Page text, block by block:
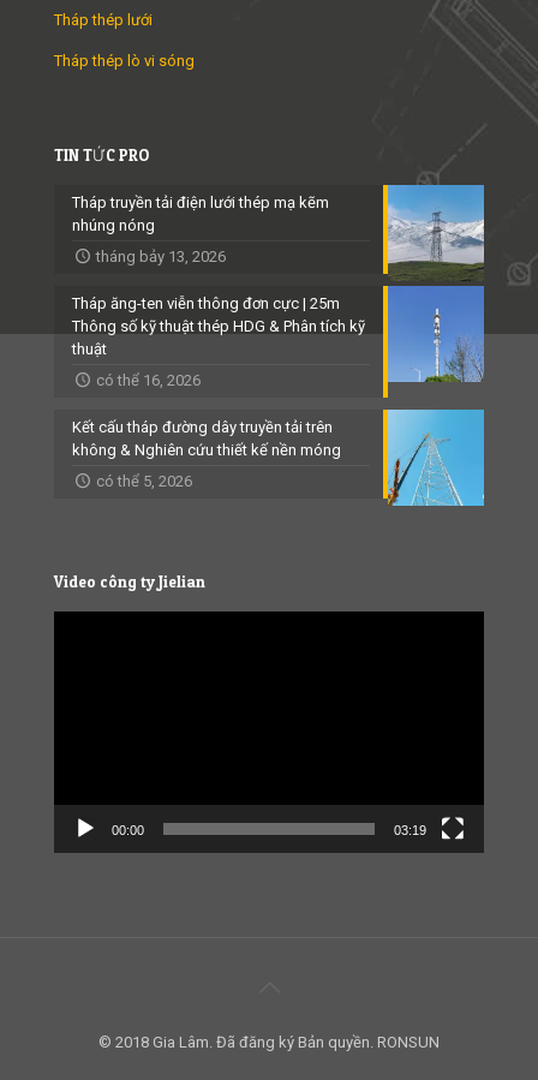
Tháp thép lưới
Tháp thép lò vi sóng
TIN TỨC PRO
Tháp truyền tải điện lưới thép mạ kẽm
nhúng nóng
tháng bảy 13, 2026
Tháp ăng-ten viễn thông đơn cực | 25m
Thông số kỹ thuật thép HDG & Phân tích kỹ
thuật
có thể 16, 2026
Kết cấu tháp đường dây truyền tải trên
không & Nghiên cứu thiết kế nền móng
có thể 5, 2026
Video công ty Jielian
00:00 03:19
© 2018 Gia Lâm. Đã đăng ký Bản quyền. RONSUN